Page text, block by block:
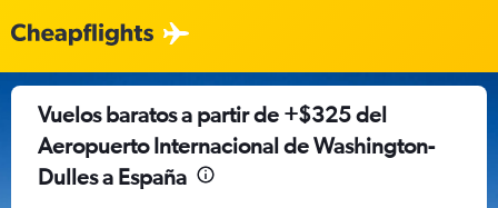
Vuelos baratos a partir de +$325 del
Aeropuerto Internacional de Washington-
Dulles a España